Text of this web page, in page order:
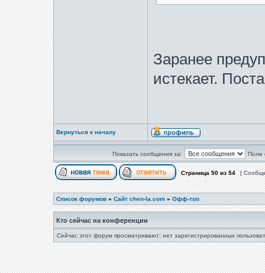
Заранее
истекает.
Вернуться к началу
Показать сообщения за: Поле
Страница50из54 [
Список форумов » Сайт chen-la.com » Офф-топ
Кто сейчас на конференции
Сейчас этот форум просматривают: нет зарегистрированных